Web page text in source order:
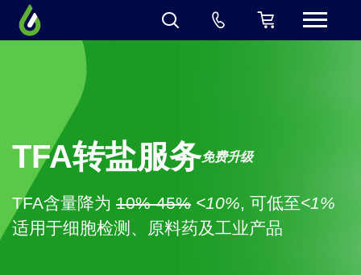
TFA转盐服务免费升级
TFA含量降为 10%-45% <10%, 可低至<1%
适用于细胞检测、原料药及工业产品